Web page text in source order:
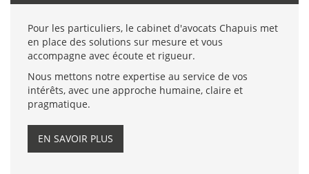
Pour les particuliers, le cabinet d'avocats Chapuis met
en place des solutions sur mesure et vous
accompagne avec écoute et rigueur.
Nous mettons notre expertise au service de vos
intérêts, avec une approche humaine, claire et
pragmatique.
EN SAVOIR PLUS